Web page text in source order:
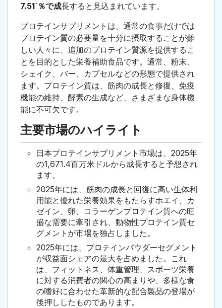
7.51`％で成長すると見込まれています。
プロテインサプリメントは、通常の食事だけでは
プロテイン質の必要量を十分に摂取することが難
しい人々に、追加のプロテイン質源を提供するこ
とを目的とした栄養補助食品です。通常、粉末、
シェイク、バー、カプセルなどの形態で提供され
ます。プロテイン質は、筋肉の成長と修復、免疫
機能の維持、酵素の生成など、さまざまな身体機
能に不可欠です。
主要市場のハイライト
日本プロテインサプリメント市場は、2025年
の1,671.4百万米ドルから成長すると予想され
ます。
2025年には、筋肉の成長と回復に高い生体利
用能と優れた栄養効果をもたらすホエイ、カ
ゼイン、卵、コラーゲンプロテイン質への旺
盛な需要に牽引され、動物性プロテイン質セ
グメントが市場を独占しました。
2025年には、プロテインパウダーセグメント
が収益面シェアの最大を占めました。これ
は、フィットネス、体重管理、スポーツ栄養
に対する消費者の関心の高まりや、多様な食
の嗜好に合わせた革新的な配合製品の登場が
後押ししたものであります。